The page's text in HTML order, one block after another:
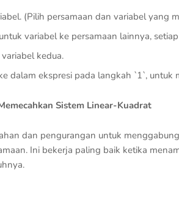
(Pilih persamaan dan variabel yang
variabel ke persamaan lainnya,
kedua.
dalam ekspresi pada langkah `1`, untuk
Sistem Linear-Kuadrat
dan pengurangan untuk
Ini bekerja paling baik ketika